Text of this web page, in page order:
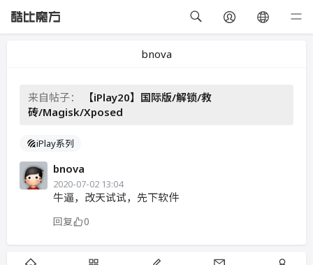
bnova
来自帖子：
【iPlay20】国际版/解锁/救
砖/Magisk/Xposed
iPlay系列
bnova
2020-07-02 13:04
牛逼，改天试试，先下软件
回复 0